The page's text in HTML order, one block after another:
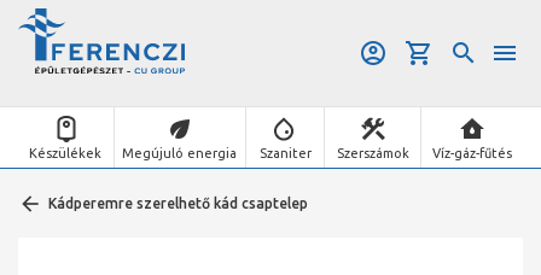
Készülékek Megújuló energia Szaniter Szerszámok Víz-gáz-fűtés
Kádperemre szerelhető kád csaptelep